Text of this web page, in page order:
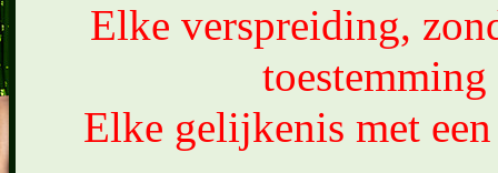
Elke verspreiding,
Elke gelijkenis met